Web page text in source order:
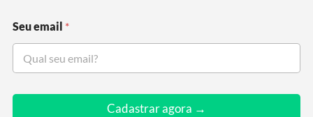
Seu email *
Cadastrar agora →